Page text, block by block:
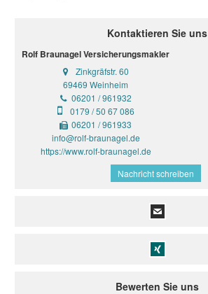
Kontaktieren Sie uns
Rolf Braunagel Versicherungsmakler
Zinkgräfstr. 60
69469 Weinheim
06201 / 961932
0179 / 50 67 086
06201 / 961933
info@rolf-braunagel.de
https://www.rolf-braunagel.de
Nachricht schreiben
Bewerten Sie uns